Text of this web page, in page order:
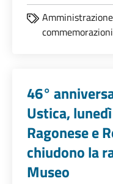
commemorazioni
46°
Ustica,
Ragonese e
chiudono la
Museo